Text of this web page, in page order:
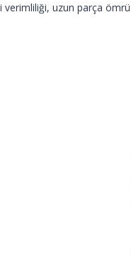
uzun parça